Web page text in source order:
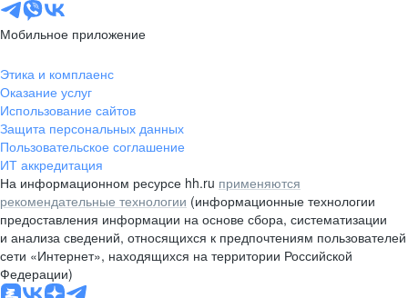
Мобильное приложение
Этика и комплаенс
Оказание услуг
Использование сайтов
Защита персональных данных
Пользовательское соглашение
ИТ аккредитация
На информационном ресурсе hh.ru применяются
рекомендательные технологии (информационные технологии
предоставления информации на основе сбора, систематизации
и анализа сведений, относящихся к предпочтениям пользователей
сети «Интернет», находящихся на территории Российской
Федерации)